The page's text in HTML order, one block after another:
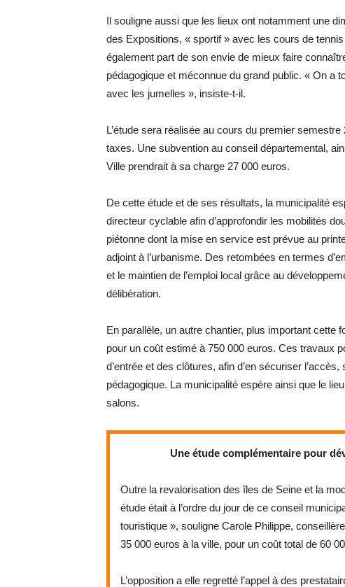
Il souligne aussi que les lieux ont notamment une
des Expositions, « sportif » avec les cours de
également part de son envie de mieux faire
pédagogique et méconnue du grand public. « On a
avec les jumelles », insiste-t-il.
L’étude sera réalisée au cours du premier
taxes. Une subvention au conseil départemental,
Ville prendrait à sa charge 27 000 euros.
De cette étude et de ses résultats, la municipalité
directeur cyclable afin d’approfondir les mobilités
piétonne dont la mise en service est prévue au
adjoint à l’urbanisme. Des retombées en termes
et le maintien de l’emploi local grâce au
délibération.
En parallèle, un autre chantier, plus important
pour un coût estimé à 750 000 euros. Ces travaux
d’entrée et des clôtures, afin d’en sécuriser
pédagogique. La municipalité espère ainsi que le
salons.
Une étude complémentaire pour
Outre la revalorisation des îles de Seine et la
étude était à l’ordre du jour de ce conseil
touristique », souligne Carole Philippe,
35 000 euros à la ville, pour un coût total de 60
L’opposition a elle regretté l’appel à des